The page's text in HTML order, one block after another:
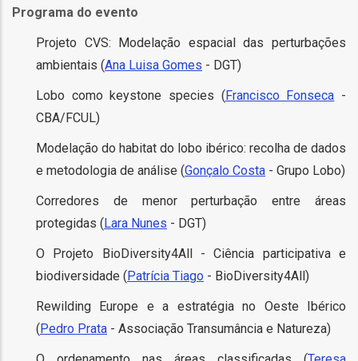
Programa do evento
Projeto CVS: Modelação espacial das perturbações
ambientais (Ana Luisa Gomes - DGT)
Lobo como keystone species (Francisco Fonseca -
CBA/FCUL)
Modelação do habitat do lobo ibérico: recolha de dados
e metodologia de análise (Gonçalo Costa - Grupo Lobo)
Corredores de menor perturbação entre áreas
protegidas (Lara Nunes - DGT)
O Projeto BioDiversity4All - Ciência participativa e
biodiversidade (Patrícia Tiago - BioDiversity4All)
Rewilding Europe e a estratégia no Oeste Ibérico
(Pedro Prata - Associação Transumância e Natureza)